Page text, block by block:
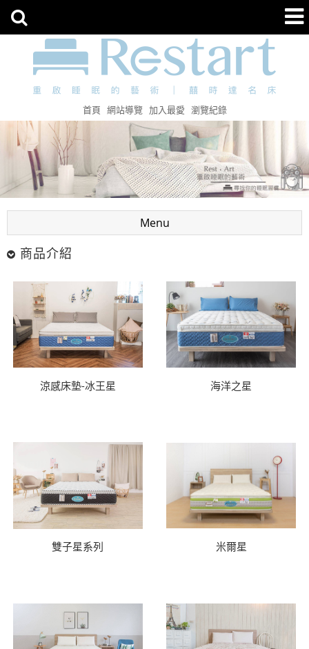
首頁 網站導覽 加入最愛 瀏覽紀錄
Menu
商品介紹
涼感床墊-冰王星 海洋之星
雙子星系列 米爾星